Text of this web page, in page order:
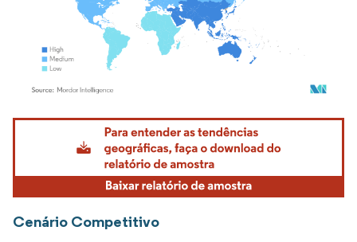
Imagem © Mordor Intelligence. O reuso requer atribuição conforme CC BY 4.0.
Cenário Competitivo